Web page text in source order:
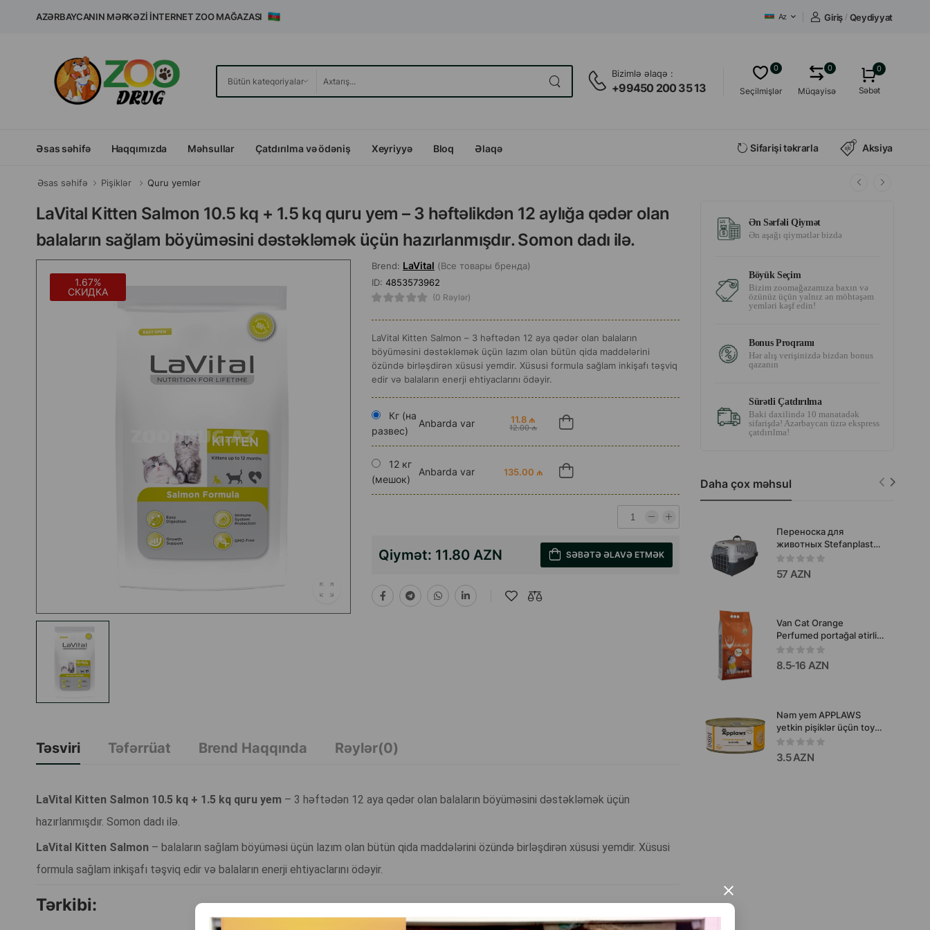
×
AZƏRBAYCANIN MƏRKƏZI İNTERNET ZOO MAĞAZASI Az Giriş / Qeydiyyat
Bizimlə əlaqə :
+99450 200 35 13 Seçilmişlər
0
Müqayisə
0 0
Səbət
Əsas səhifə Haqqımızda Məhsullar Çatdırılma və ödəniş Xeyriyyə Bloq Əlaqə Sifarişi təkrarla Aksiya
Əsas səhifə Pişiklər Quru yemlər
LaVital Kitten Salmon 10.5 kq + 1.5 kq quru yem – 3 həftəlikdən 12 aylığa qədər olan
balaların sağlam böyüməsini dəstəkləmək üçün hazırlanmışdır. Somon dadı ilə.
1.67%
СКИДКА
Brend: LaVital (Все товары бренда)
ID: 4853573962
(0 Rəylər)
LaVital Kitten Salmon – 3 həftədən 12 aya qədər olan balaların
böyüməsini dəstəkləmək üçün lazım olan bütün qida maddələrini
özündə birləşdirən xüsusi yemdir. Xüsusi formula sağlam inkişafı təşviq
edir və balaların enerji ehtiyaclarını ödəyir.
Кг (на
развес)
Anbarda var 11.8 ₼
12.00 ₼
12 кг
(мешок)
Anbarda var 135.00 ₼
Qiymət: 11.80 AZN SƏBƏTƏ ƏLAVƏ ETMƏK
Təsviri Təfərrüat Brend Haqqında Rəylər(0)
LaVital Kitten Salmon 10.5 kq + 1.5 kq quru yem – 3 həftədən 12 aya qədər olan balaların böyüməsini dəstəkləmək üçün
hazırlanmışdır. Somon dadı ilə.
LaVital Kitten Salmon – balaların sağlam böyüməsi üçün lazım olan bütün qida maddələrini özündə birləşdirən xüsusi yemdir. Xüsusi
formula sağlam inkişafı təşviq edir və balaların enerji ehtiyaclarını ödəyir.
Tərkibi:
Ən Sərfəli Qiymət
Ən aşağı qiymətlər bizdə
Böyük Seçim
Bizim zoomağazamıza baxın və
özünüz üçün yalnız ən möhtəşəm
yemləri kəşf edin!
Bonus Proqramı
Hər alış verişinizdə bizdən bonus
qazanın
Sürətli Çatdırılma
Baki daxilində 10 manatadək
sifarişdə! Azərbaycan üzrə ekspress
çatdırılma!
Daha çox məhsul
Переноска для
животных Stefanplast
55x36x35h
57 AZN
Van Cat Orange
Perfumed portağal ətirli
pişik tualeti üçün
topalaşan doldurucu
8.5-16 AZN
Nəm yem APPLAWS
yetkin pişiklər üçün toyuq
filesi ilə 70 q.
3.5 AZN